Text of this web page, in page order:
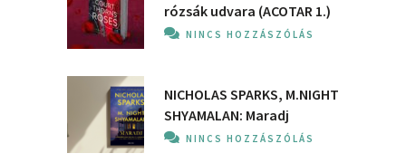
rózsák udvara (ACOTAR 1.)
NINCS HOZZÁSZÓLÁS
NICHOLAS SPARKS, M.NIGHT
SHYAMALAN: Maradj
NINCS HOZZÁSZÓLÁS